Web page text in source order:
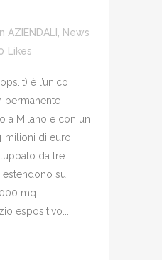
AZIENDALI , News
Likes
è l’unico
permanente
a Milano e con un
milioni di euro
da tre
estendono su
mq
espositivo...